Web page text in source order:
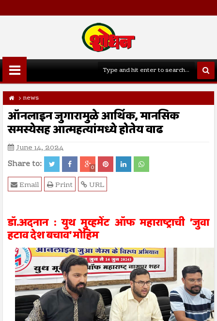
news
ऑनलाइन जुगारामुळे आर्थिक, मानसिक
समस्येसह आत्महत्यांमध्ये होतेय वाढ
June 14, 2024
Share to: 0
URL
Print
Email
डॉ.अदनान : युथ मुव्हमेंट ऑफ महाराष्ट्राची ’जुवा
हटाव देश बचाव’ मोहिम